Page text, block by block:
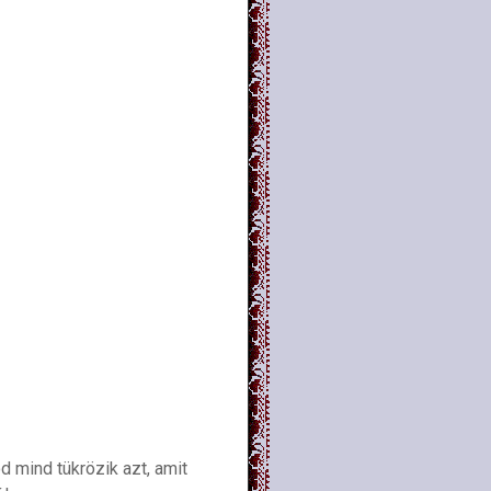
mind tükrözik azt, amit